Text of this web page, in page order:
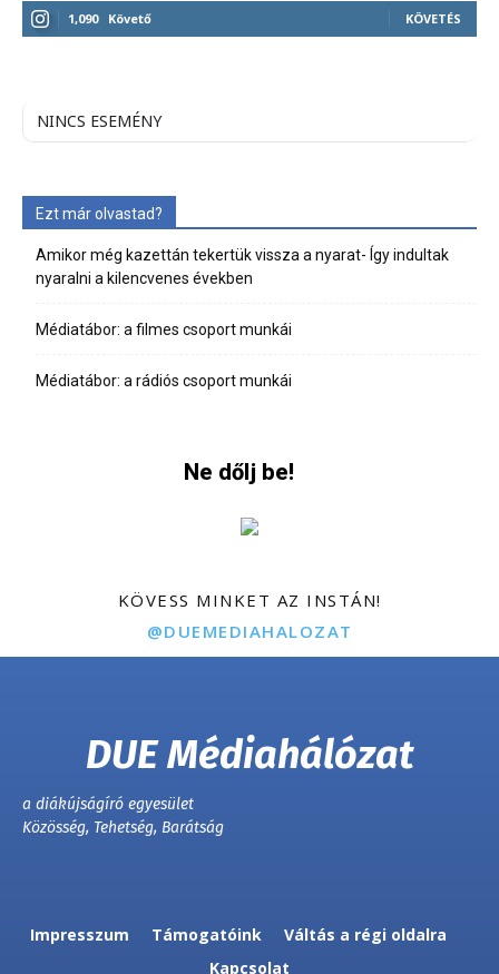
1,090 Követő KÖVETÉS
NINCS ESEMÉNY
Ezt már olvastad?
Amikor még kazettán tekertük vissza a nyarat- Így indultak
nyaralni a kilencvenes években
Médiatábor: a filmes csoport munkái
Médiatábor: a rádiós csoport munkái
Ne dőlj be!
KÖVESS MINKET AZ INSTÁN!
@DUEMEDIAHALOZAT
DUE Médiahálózat
a diákújságíró egyesület
Közösség, Tehetség, Barátság
Impresszum Támogatóink
Váltás a régi oldalra
Kapcsolat